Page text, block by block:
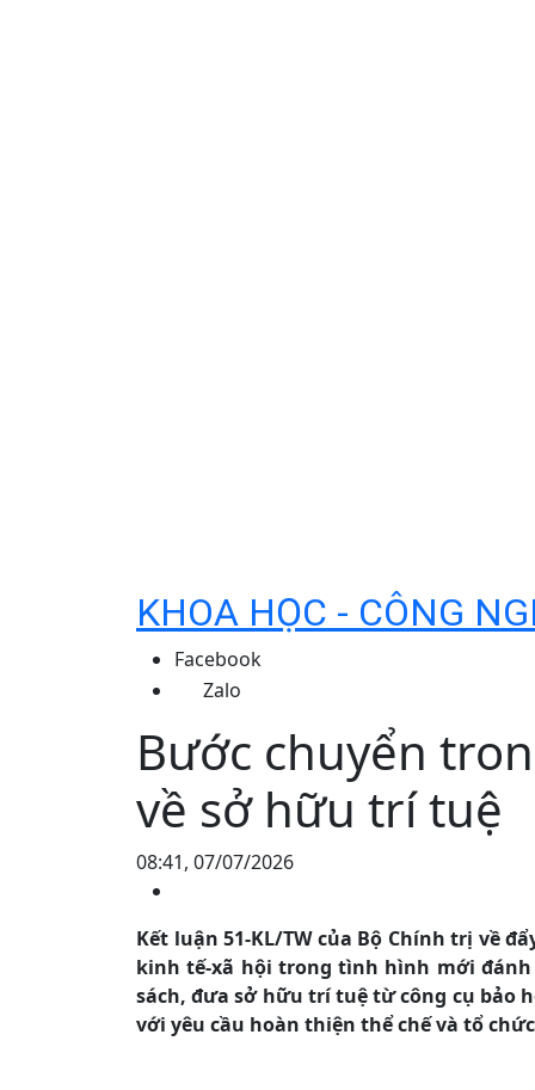
KHOA HỌC - CÔNG
Facebook
Zalo
Bước chuyển
về sở hữu trí tuệ
08:41, 07/07/2026
Kết luận 51-KL/TW của Bộ Chính trị về
kinh tế-xã hội trong tình hình mới
sách, đưa sở hữu trí tuệ từ công cụ bảo
với yêu cầu hoàn thiện thể chế và tổ